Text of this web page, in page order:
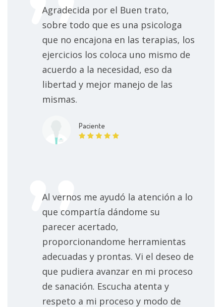
Agradecida por el Buen trato,
sobre todo que es una psicologa
que no encajona en las terapias, los
ejercicios los coloca uno mismo de
acuerdo a la necesidad, eso da
libertad y mejor manejo de las
mismas.
Paciente
Al vernos me ayudó la atención a lo
que compartía dándome su
parecer acertado,
proporcionandome herramientas
adecuadas y prontas. Vi el deseo de
que pudiera avanzar en mi proceso
de sanación. Escucha atenta y
respeto a mi proceso y modo de